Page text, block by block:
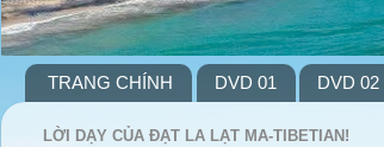
TRANG CHÍNH DVD 01 DVD 02
LỜI DẠY CỦA ĐẠT LA LẠT MA-TIBETIAN!